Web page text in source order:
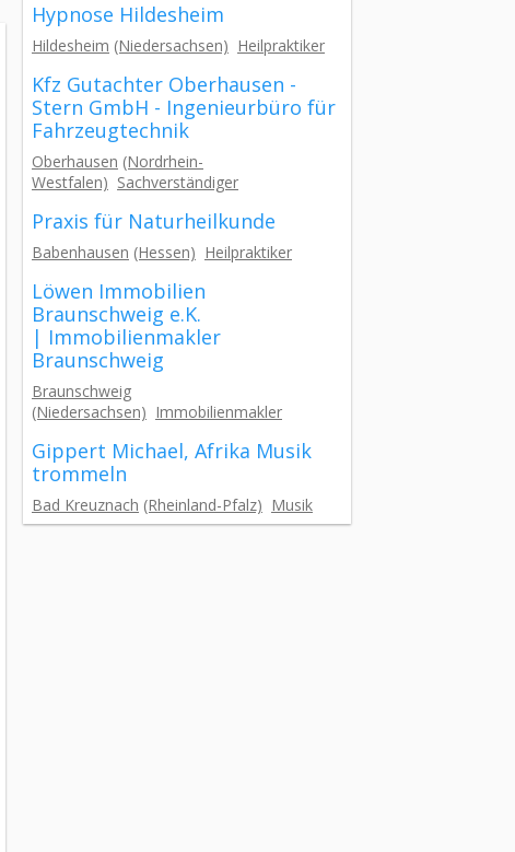
Hypnose Hildesheim
Hildesheim (Niedersachsen) Heilpraktiker
Kfz Gutachter Oberhausen -
Stern GmbH - Ingenieurbüro für
Fahrzeugtechnik
Oberhausen (Nordrhein-
Westfalen) Sachverständiger
Praxis für Naturheilkunde
Babenhausen (Hessen) Heilpraktiker
Löwen Immobilien
Braunschweig e.K.
| Immobilienmakler
Braunschweig
Braunschweig
(Niedersachsen) Immobilienmakler
Gippert Michael, Afrika Musik
trommeln
Bad Kreuznach (Rheinland-Pfalz) Musik